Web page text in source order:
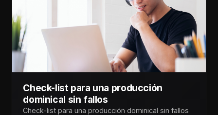
Check-list para una producción
dominical sin fallos
Check-list para una producción dominical sin fallos